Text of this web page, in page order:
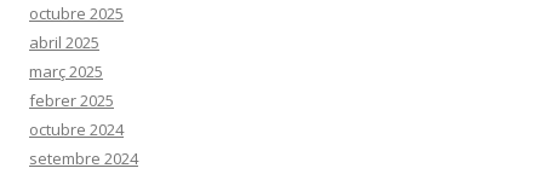
octubre 2025
abril 2025
març 2025
febrer 2025
octubre 2024
setembre 2024